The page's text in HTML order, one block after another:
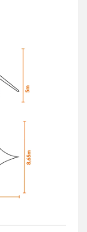
votre
ouvert
Un espace
vous semble.
vous
vos
vous
de réception.